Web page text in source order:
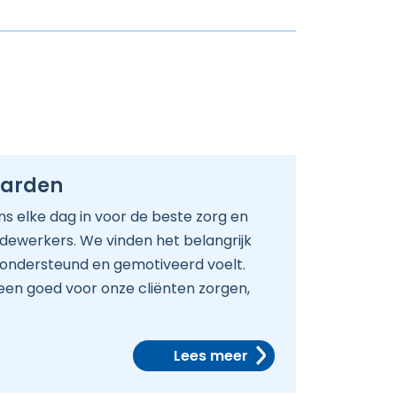
elke dag in voor de beste zorg en
We vinden het belangrijk
en gemotiveerd voelt.
goed voor onze cliënten zorgen,
Lees meer